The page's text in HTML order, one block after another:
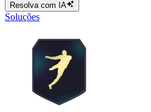
Resolva com IA
Soluções